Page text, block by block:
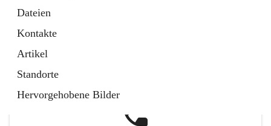
Dateien
Kontakte
Artikel
Standorte
Hervorgehobene Bilder